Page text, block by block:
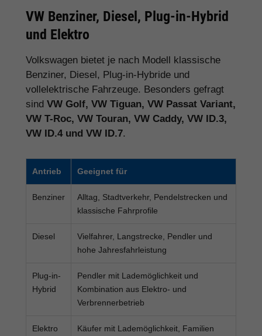
VW Benziner, Diesel, Plug-in-Hybrid
und Elektro
Volkswagen bietet je nach Modell klassische
Benziner, Diesel, Plug-in-Hybride und
vollelektrische Fahrzeuge. Besonders gefragt
sind VW Golf, VW Tiguan, VW Passat Variant,
VW T-Roc, VW Touran, VW Caddy, VW ID.3,
VW ID.4 und VW ID.7.
Antrieb Geeignet für
Benziner
Alltag, Stadtverkehr, Pendelstrecken und
klassische Fahrprofile
Diesel
Vielfahrer, Langstrecke, Pendler und
hohe Jahresfahrleistung
Plug-in-
Hybrid
Pendler mit Lademöglichkeit und
Kombination aus Elektro- und
Verbrennerbetrieb
Elektro
Käufer mit Lademöglichkeit, Familien